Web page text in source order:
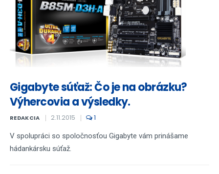
Gigabyte súťaž: Čo je na obrázku?
Výhercovia a výsledky.
REDAKCIA 2.11.2015 1
V spolupráci so spoločnosťou Gigabyte vám prinášame
hádankársku súťaž.